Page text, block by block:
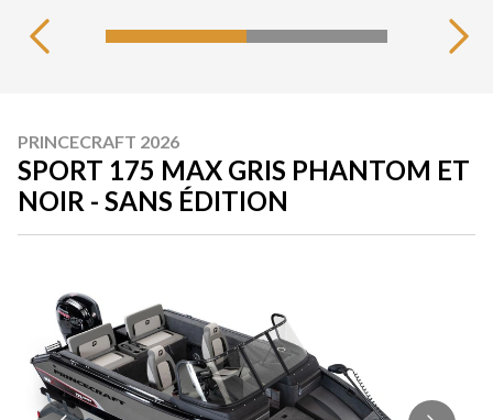
PRINCECRAFT 2026
SPORT 175 MAX GRIS PHANTOM ET
NOIR - SANS ÉDITION